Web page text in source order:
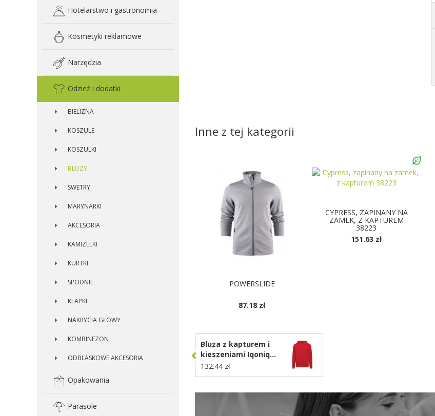
Hotelarstwo i gastronomia
Kosmetyki reklamowe
Narzędzia
Odzież i dodatki
BIELIZNA
KOSZULE
KOSZULKI
BLUZY
SWETRY
MARYNARKI
AKCESORIA
KAMIZELKI
KURTKI
SPODNIE
KLAPKI
NAKRYCIA GŁOWY
KOMBINEZON
ODBLASKOWE AKCESORIA
Opakowania
Parasole
Inne z tej kategorii
POWERSLIDE
87.18 zł
CYPRESS, ZAPINANY NA
ZAMEK, Z KAPTUREM
38223
151.63 zł
Bluza z kapturem i
kieszeniami Iqoniq
Yengo z bawełny z
recyklingu T9405.029
132.44 zł